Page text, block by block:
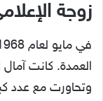
زوجة
العمدة. كانت
وتحاورت مع عدد